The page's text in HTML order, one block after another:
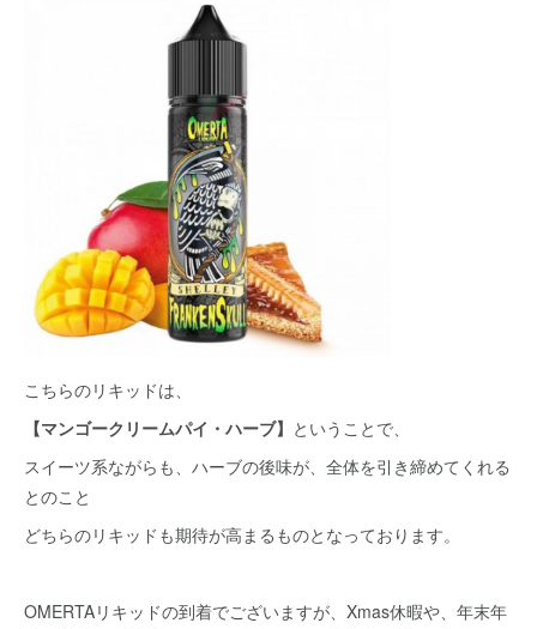
こちらのリキッドは、
【マンゴークリームパイ・ハーブ】 ということで、
スイーツ系ながらも、ハーブの後味が、全体を引き締めてくれる
とのこと
どちらのリキッドも期待が高まるものとなっております。
OMERTAリキッドの到着でございますが、Xmas休暇や、年末年